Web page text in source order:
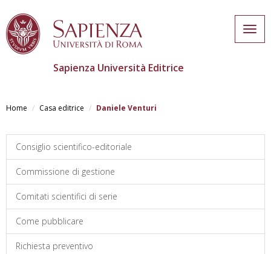
main
Sapienza Università Editrice
Home Casa editrice Daniele Venturi
Consiglio scientifico-editoriale
Commissione di gestione
Comitati scientifici di serie
Come pubblicare
Richiesta preventivo